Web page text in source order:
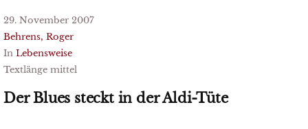
29. November 2007
Behrens, Roger
In Lebensweise
Textlänge mittel
Der Blues steckt in der Aldi-Tüte